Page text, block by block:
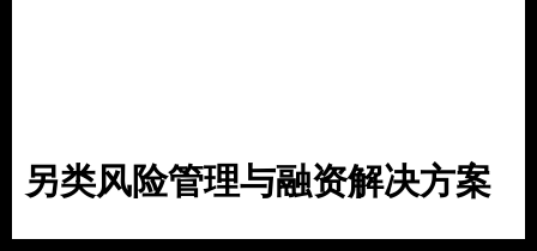
另类风险管理与融资解决方案